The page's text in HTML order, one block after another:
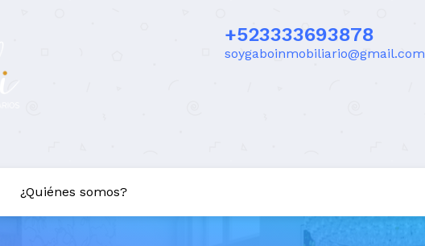
+523333693878
soygaboinmobiliario@gmail.com
¿Quiénes somos?